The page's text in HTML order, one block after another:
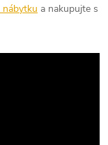
a nakupujte s